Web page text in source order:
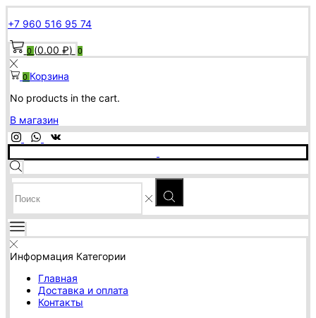
+7 960 516 95 74
0(0.00 ₽) 0
0 Корзина
No products in the cart.
В магазин
SEARCH
INPUT
Информация Категории
Главная
Доставка и оплата
Контакты